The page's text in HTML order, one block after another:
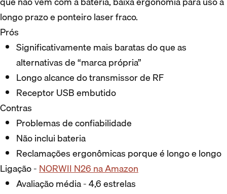
longo prazo e ponteiro laser fraco.
Prós
Significativamente mais baratas do que as
alternativas de “marca própria”
Longo alcance do transmissor de RF
Receptor USB embutido
Contras
Problemas de confiabilidade
Não inclui bateria
Reclamações ergonômicas porque é longo e longo
Ligação - NORWII N26 na Amazon
Avaliação média - 4,6 estrelas